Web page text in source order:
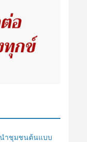
นำชุมชนต้นแบบ